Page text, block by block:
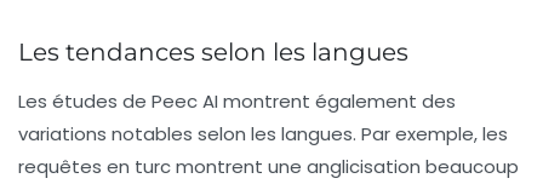
Les tendances selon les langues
Les études de Peec AI montrent également des
variations notables selon les langues. Par exemple, les
requêtes en turc montrent une anglicisation beaucoup